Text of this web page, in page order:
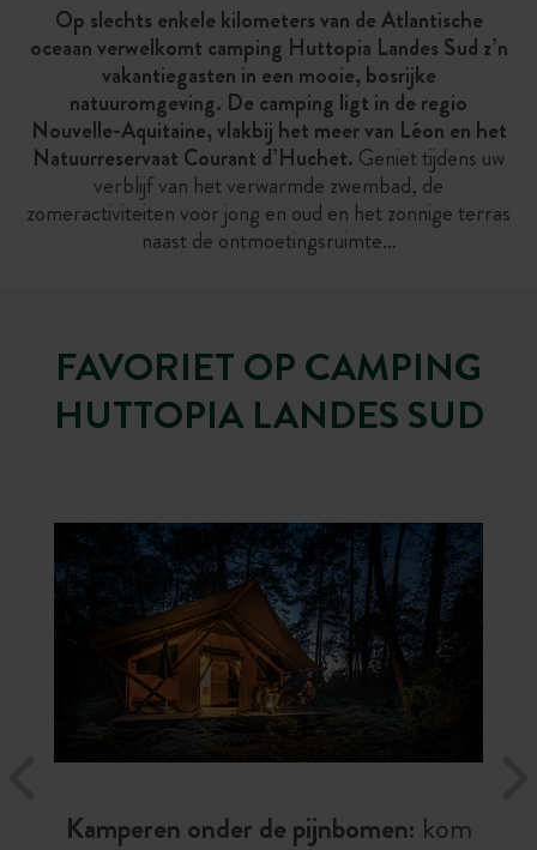
Op slechts enkele kilometers van de Atlantische
oceaan verwelkomt camping Huttopia Landes Sud z’n
vakantiegasten in een mooie, bosrijke
natuuromgeving. De camping ligt in de regio
Nouvelle-Aquitaine, vlakbij het meer van Léon en het
Natuurreservaat Courant d’Huchet. Geniet tijdens uw
verblijf van het verwarmde zwembad, de
zomeractiviteiten voor jong en oud en het zonnige terras
naast de ontmoetingsruimte…
FAVORIET OP CAMPING
HUTTOPIA LANDES SUD
Kamperen onder de pijnbomen: kom